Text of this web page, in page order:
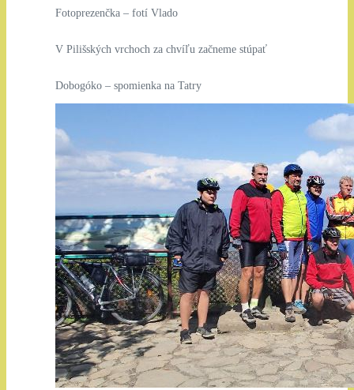
Fotoprezenčka – fotí Vlado
V Pilišských vrchoch za chvíľu začneme stúpať
Dobogóko – spomienka na Tatry